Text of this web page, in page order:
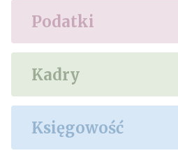
Podatki
Kadry
Księgowość